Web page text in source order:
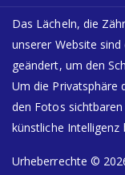
Das Lächeln, die
unserer Website
geändert, um den
Um die Privatsphäre
den Fotos
künstliche Intelligenz
Urheberrechte ©